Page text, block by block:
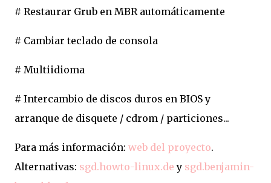
# Restaurar Grub en MBR automáticamente
# Cambiar teclado de consola
# Multiidioma
# Intercambio de discos duros en BIOS y
arranque de disquete / cdrom / particiones...
Para más información: web del proyecto.
Alternativas: sgd.howto-linux.de y sgd.benjamin-